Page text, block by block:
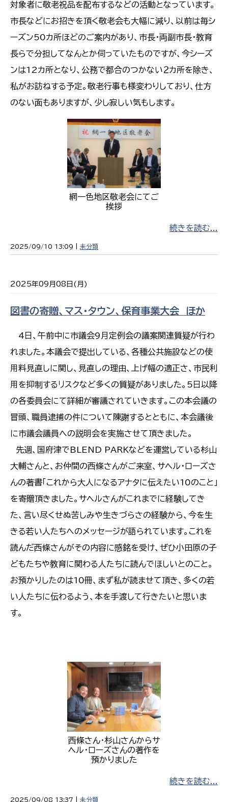
対象者に敬老祝品を配布するなどの活動となっています。
市長などにお招きを頂く敬老会も大幅に減り、以前は毎シ
ーズン50カ所ほどのご案内があり、市長・両副市長・教育
長らで分担してなんとか伺っていたものですが、今シーズ
ンは12カ所となり、公務で都合のつかない２カ所を除き、
私がお訪ねする予定。敬老行事も様変わりしており、仕方
のない面もありますが、少し寂しい気もします。
網一色地区敬老会にてご
挨拶
続きを読む...
2025/09/10 13:09 | 未分類
2025年09月08日(月)
図書の寄贈、マス・タウン、保育事業大会 ほか
4日、午前中に市議会9月定例会の議案関連質疑が行わ
れました。本議会で提出している、各種公共施設などの使
用料見直しに関し、見直しの理由、上げ幅の適正さ、市民利
用を抑制するリスクなど多くの質疑がありました。5日以降
の各委員会にて詳細が審議されていきます。この本会議の
冒頭、職員逮捕の件について陳謝するとともに、本会議後
に市議会議員への説明会を実施させて頂きました。
先週、国府津でBLEND PARKなどを運営している杉山
大輔さんと、お仲間の西條さんがご来室、サヘル・ローズさ
んの著書「これから大人になるアナタに伝えたい10のこと」
を寄贈頂きました。サヘルさんがこれまでに経験してき
た、言い尽くせぬ苦しみや生きづらさの経験から、今を生
きる若い人たちへのメッセージが語られています。これを
読んだ西條さんがその内容に感銘を受け、ぜひ小田原の子
どもたちや教育に関わる人たちに読んでほしいとのこと。
お預かりしたのは10冊、まず私が読ませて頂き、多くの若
い人たちに伝わるよう、本を手渡して行きたいと思いま
す。
西條さん・杉山さんからサ
ヘル・ローズさんの著作を
預かりました
続きを読む...
2025/09/08 13:37 | 未分類